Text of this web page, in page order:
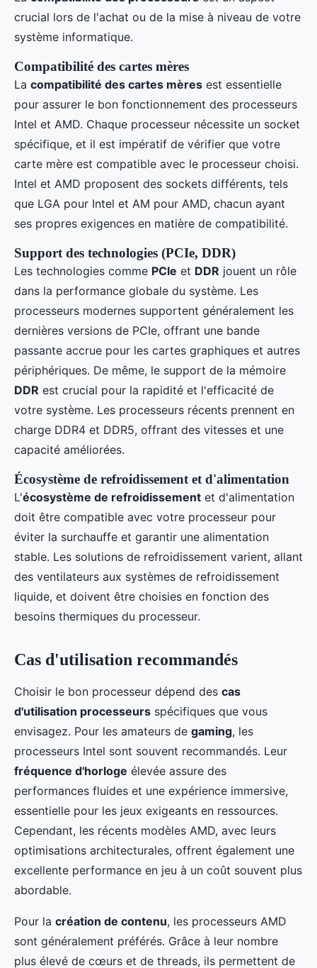
crucial lors de l'achat ou de la mise à niveau de votre
système informatique.
Compatibilité des cartes mères
La compatibilité des cartes mères est essentielle
pour assurer le bon fonctionnement des processeurs
Intel et AMD. Chaque processeur nécessite un socket
spécifique, et il est impératif de vérifier que votre
carte mère est compatible avec le processeur choisi.
Intel et AMD proposent des sockets différents, tels
que LGA pour Intel et AM pour AMD, chacun ayant
ses propres exigences en matière de compatibilité.
Support des technologies (PCIe, DDR)
Les technologies comme PCIe et DDR jouent un rôle
dans la performance globale du système. Les
processeurs modernes supportent généralement les
dernières versions de PCIe, offrant une bande
passante accrue pour les cartes graphiques et autres
périphériques. De même, le support de la mémoire
DDR est crucial pour la rapidité et l'efficacité de
votre système. Les processeurs récents prennent en
charge DDR4 et DDR5, offrant des vitesses et une
capacité améliorées.
Écosystème de refroidissement et d'alimentation
L'écosystème de refroidissement et d'alimentation
doit être compatible avec votre processeur pour
éviter la surchauffe et garantir une alimentation
stable. Les solutions de refroidissement varient, allant
des ventilateurs aux systèmes de refroidissement
liquide, et doivent être choisies en fonction des
besoins thermiques du processeur.
Cas d'utilisation recommandés
Choisir le bon processeur dépend des cas
d'utilisation processeurs spécifiques que vous
envisagez. Pour les amateurs de gaming, les
processeurs Intel sont souvent recommandés. Leur
fréquence d'horloge élevée assure des
performances fluides et une expérience immersive,
essentielle pour les jeux exigeants en ressources.
Cependant, les récents modèles AMD, avec leurs
optimisations architecturales, offrent également une
excellente performance en jeu à un coût souvent plus
abordable.
Pour la création de contenu, les processeurs AMD
sont généralement préférés. Grâce à leur nombre
plus élevé de cœurs et de threads, ils permettent de